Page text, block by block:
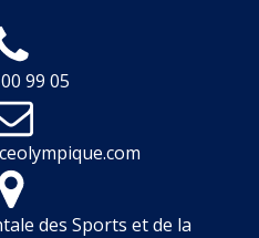
99 05
des Sports et de la